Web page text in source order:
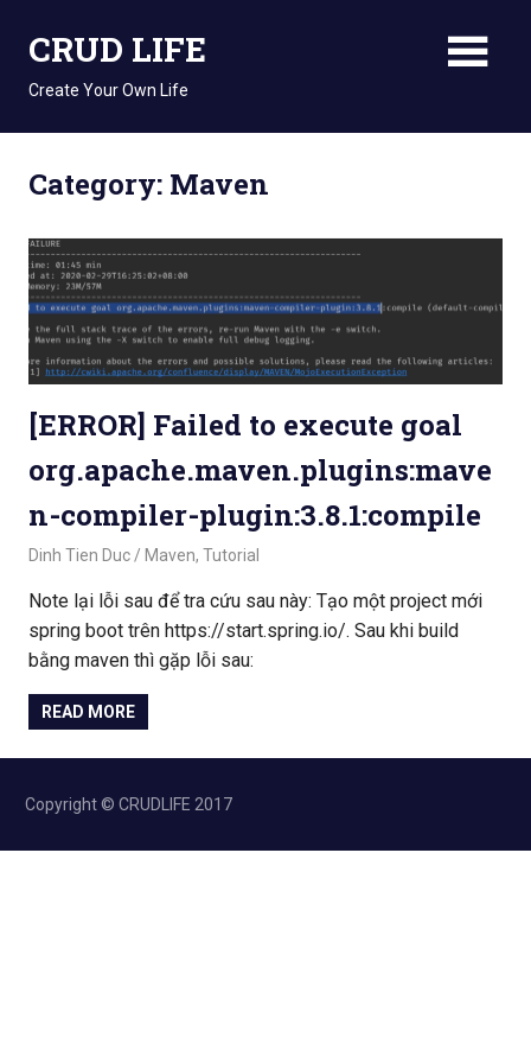
CRUD LIFE
Create Your Own Life
Category: Maven
[ERROR] Failed to execute goal
org.apache.maven.plugins:mave
n-compiler-plugin:3.8.1:compile
February 23, 2021
Dinh Tien Duc Maven, Tutorial
Note lại lỗi sau để tra cứu sau này: Tạo một project mới
spring boot trên https://start.spring.io/. Sau khi build
bằng maven thì gặp lỗi sau:
READ MORE
Copyright © CRUDLIFE 2017